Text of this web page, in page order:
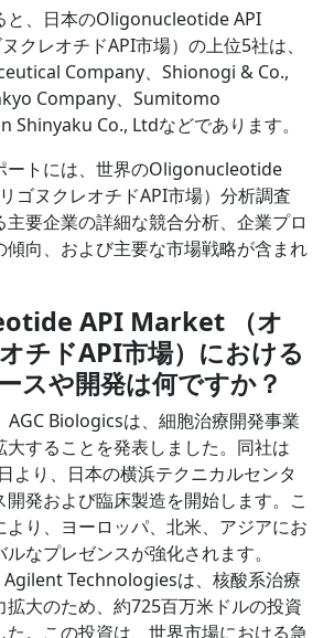
と、日本のOligonucleotide API
クレオチドAPI市場）の上位5社は、
Company、Shionogi & Co.,
Company、Sumitomo
Shinyaku Co., Ltdなどであります。
ートには、世界のOligonucleotide
ゴヌクレオチドAPI市場）分析調査
主要企業の詳細な競合分析、企業プロ
傾向、および主要な市場戦略が含まれ
API Market （オ
チドAPI市場）における
スや開発は何ですか？
AGC Biologicsは、細胞治療開発事業
大することを発表しました。同社は
より、日本の横浜テクニカルセンタ
開発および臨床製造を開始します。こ
より、ヨーロッパ、北米、アジアにお
ルなプレゼンスが強化されます。
Agilent Technologiesは、核酸系治療
拡大のため、約725百万米ドルの投資
た。この投資は、世界市場における急